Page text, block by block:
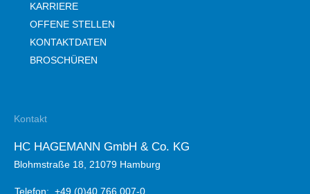
KARRIERE
OFFENE STELLEN
KONTAKTDATEN
BROSCHÜREN
Kontakt
HC HAGEMANN GmbH & Co. KG
Blohmstraße 18, 21079 Hamburg
Telefon: +49 (0)40 766 007-0